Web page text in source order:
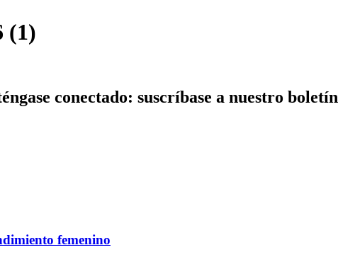
(1)
conectado: suscríbase a nuestro boletín
femenino